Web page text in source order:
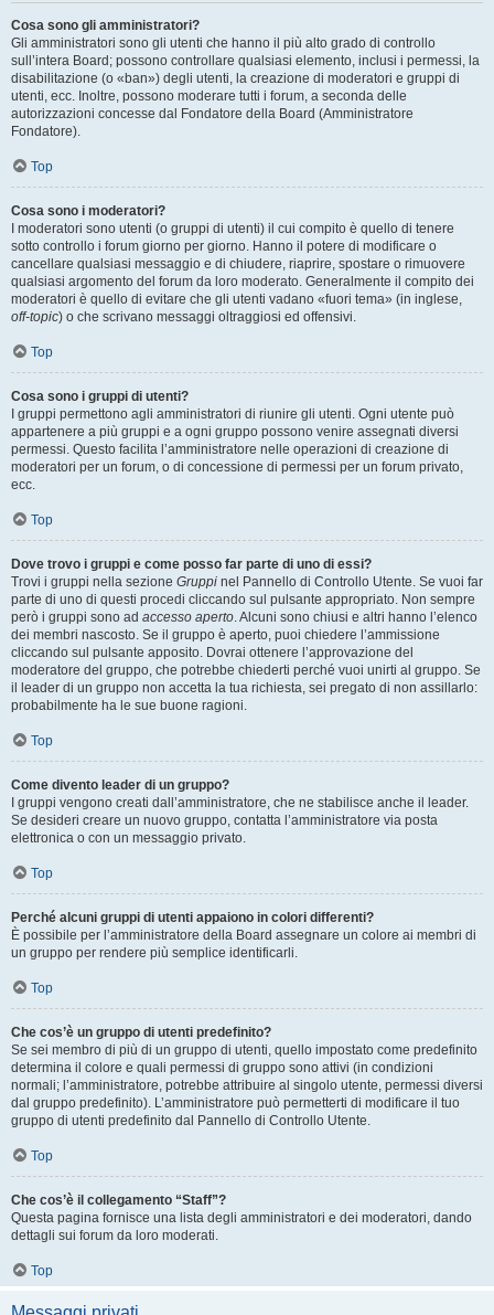
Cosa sono gli amministratori?
Gli amministratori sono gli utenti che hanno il più alto grado di controllo
sull’intera Board; possono controllare qualsiasi elemento, inclusi i permessi, la
disabilitazione (o «ban») degli utenti, la creazione di moderatori e gruppi di
utenti, ecc. Inoltre, possono moderare tutti i forum, a seconda delle
autorizzazioni concesse dal Fondatore della Board (Amministratore
Fondatore).
Top
Cosa sono i moderatori?
I moderatori sono utenti (o gruppi di utenti) il cui compito è quello di tenere
sotto controllo i forum giorno per giorno. Hanno il potere di modificare o
cancellare qualsiasi messaggio e di chiudere, riaprire, spostare o rimuovere
qualsiasi argomento del forum da loro moderato. Generalmente il compito dei
moderatori è quello di evitare che gli utenti vadano «fuori tema» (in inglese,
off-topic) o che scrivano messaggi oltraggiosi ed offensivi.
Top
Cosa sono i gruppi di utenti?
I gruppi permettono agli amministratori di riunire gli utenti. Ogni utente può
appartenere a più gruppi e a ogni gruppo possono venire assegnati diversi
permessi. Questo facilita l’amministratore nelle operazioni di creazione di
moderatori per un forum, o di concessione di permessi per un forum privato,
ecc.
Top
Dove trovo i gruppi e come posso far parte di uno di essi?
Trovi i gruppi nella sezione Gruppi nel Pannello di Controllo Utente. Se vuoi far
parte di uno di questi procedi cliccando sul pulsante appropriato. Non sempre
però i gruppi sono ad accesso aperto. Alcuni sono chiusi e altri hanno l’elenco
dei membri nascosto. Se il gruppo è aperto, puoi chiedere l’ammissione
cliccando sul pulsante apposito. Dovrai ottenere l’approvazione del
moderatore del gruppo, che potrebbe chiederti perché vuoi unirti al gruppo. Se
il leader di un gruppo non accetta la tua richiesta, sei pregato di non assillarlo:
probabilmente ha le sue buone ragioni.
Top
Come divento leader di un gruppo?
I gruppi vengono creati dall’amministratore, che ne stabilisce anche il leader.
Se desideri creare un nuovo gruppo, contatta l’amministratore via posta
elettronica o con un messaggio privato.
Top
Perché alcuni gruppi di utenti appaiono in colori differenti?
È possibile per l’amministratore della Board assegnare un colore ai membri di
un gruppo per rendere più semplice identificarli.
Top
Che cos’è un gruppo di utenti predefinito?
Se sei membro di più di un gruppo di utenti, quello impostato come predefinito
determina il colore e quali permessi di gruppo sono attivi (in condizioni
normali; l’amministratore, potrebbe attribuire al singolo utente, permessi diversi
dal gruppo predefinito). L’amministratore può permetterti di modificare il tuo
gruppo di utenti predefinito dal Pannello di Controllo Utente.
Top
Che cos’è il collegamento “Staff”?
Questa pagina fornisce una lista degli amministratori e dei moderatori, dando
dettagli sui forum da loro moderati.
Top